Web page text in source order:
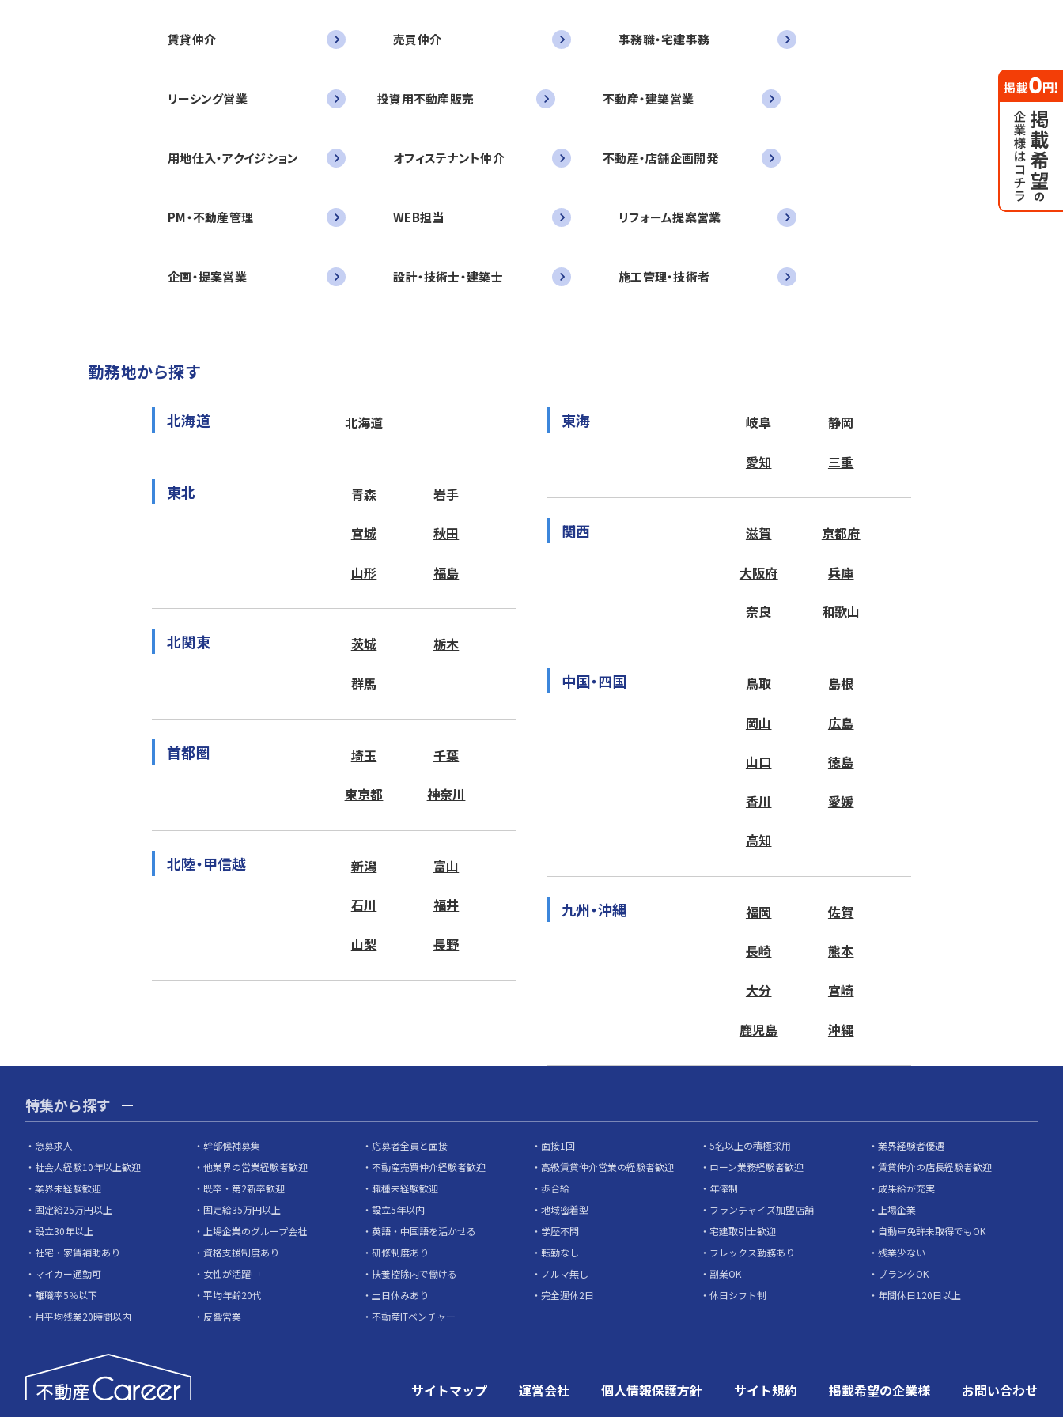
賃貸仲介 売買仲介 事務職・宅建事務
リーシング営業 投資用不動産販売 不動産・建築営業
用地仕入・アクイジション オフィステナント仲介 不動産・店舗企画開発
PM・不動産管理 WEB担当 リフォーム提案営業
企画・提案営業 設計・技術士・建築士 施工管理・技術者
勤務地から探す
北海道 北海道
東北 青森 岩手
宮城 秋田
山形 福島
北関東 茨城 栃木
群馬
首都圏 埼玉 千葉
東京都 神奈川
北陸・甲信越 新潟 富山
石川 福井
山梨 長野
東海 岐阜 静岡
愛知 三重
関西 滋賀 京都府
大阪府 兵庫
奈良 和歌山
中国・四国 鳥取 島根
岡山 広島
山口 徳島
香川 愛媛
高知
九州・沖縄 福岡 佐賀
長崎 熊本
大分 宮崎
鹿児島 沖縄
特集から探す
急募求人 幹部候補募集 応募者全員と面接 面接1回 5名以上の積極採用
業界経験者優遇
社会人経験10年以上歓迎
他業界の営業経験者歓迎 不動産売買仲介経験者歓迎 高級賃貸仲介営業の経験者歓迎 ローン業務経験者歓迎
賃貸仲介の店長経験者歓迎
業界未経験歓迎
既卒・第2新卒歓迎 職種未経験歓迎 歩合給 年俸制
成果給が充実
固定給25万円以上
固定給35万円以上 設立5年以内 地域密着型 フランチャイズ加盟店舗
上場企業
設立30年以上
上場企業のグループ会社 英語・中国語を活かせる 学歴不問 宅建取引士歓迎
自動車免許未取得でもOK
社宅・家賃補助あり
資格支援制度あり 研修制度あり 転勤なし フレックス勤務あり
残業少ない
マイカー通勤可
女性が活躍中 扶養控除内で働ける ノルマ無し 副業OK
ブランクOK
離職率5％以下
平均年齢20代 土日休みあり 完全週休2日 休日シフト制
年間休日120日以上
月平均残業20時間以内
反響営業 不動産ITベンチャー
サイトマップ 運営会社 個人情報保護方針 サイト規約 掲載希望の企業様 お問い合わせ